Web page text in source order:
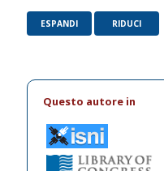
ESPANDI RIDUCI
Questo autore in